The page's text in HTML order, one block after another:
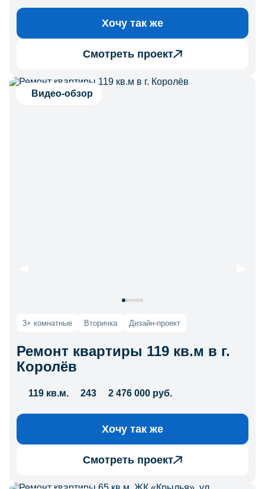
Хочу так же
Смотреть проект
Видео-обзор
3+ комнатные Вторичка Дизайн-проект
Ремонт квартиры 119 кв.м в г.
Королёв
119 кв.м. 243 2 476 000 руб.
Хочу так же
Смотреть проект